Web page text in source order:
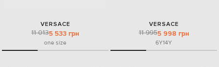
VERSACE
11 0135 533 грн
one size
VERSACE
11 9955 998 грн
6Y14Y